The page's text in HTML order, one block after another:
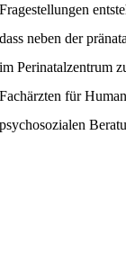
Fragestellungen
dass neben der
im Perinatalzentrum
Fachärzten für
psychosozialen